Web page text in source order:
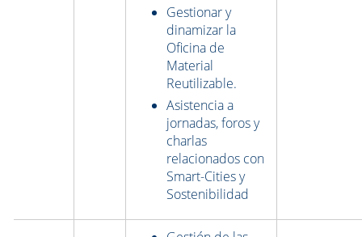
Gestionar y
dinamizar la
Oficina de
Material
Reutilizable.
Asistencia a
jornadas, foros y
charlas
relacionados con
Smart-Cities y
Sostenibilidad